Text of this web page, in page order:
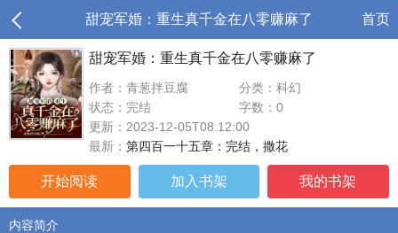
甜宠军婚：重生真千金在八零赚麻了 首页
甜宠军婚：重生真千金在八零赚麻了
作者：青葱拌豆腐
分类：科幻
状态：完结
字数：0
更新：2023-12-05T08:12:00
最新： 第四百一十五章：完结，撒花
开始阅读 加入书架 我的书架
内容简介